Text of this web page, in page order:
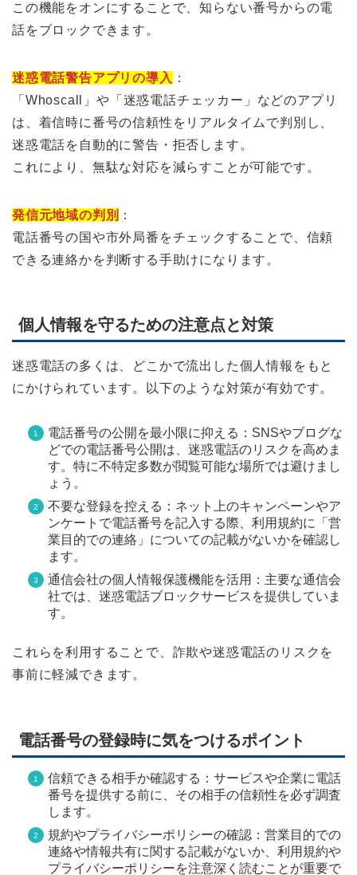
この機能をオンにすることで、知らない番号からの電
話をブロックできます。
迷惑電話警告アプリの導入 ：
「Whoscall」や「迷惑電話チェッカー」などのアプリ
は、着信時に番号の信頼性をリアルタイムで判別し、
迷惑電話を自動的に警告・拒否します。
これにより、無駄な対応を減らすことが可能です。
発信元地域の判別 ：
電話番号の国や市外局番をチェックすることで、信頼
できる連絡かを判断する手助けになります。
個人情報を守るための注意点と対策
迷惑電話の多くは、どこかで流出した個人情報をもと
にかけられています。以下のような対策が有効です。
電話番号の公開を最小限に抑える：SNSやブログな
どでの電話番号公開は、迷惑電話のリスクを高めま
す。特に不特定多数が閲覧可能な場所では避けまし
ょう。
不要な登録を控える：ネット上のキャンペーンやア
ンケートで電話番号を記入する際、利用規約に「営
業目的での連絡」についての記載がないかを確認し
ます。
通信会社の個人情報保護機能を活用：主要な通信会
社では、迷惑電話ブロックサービスを提供していま
す。
これらを利用することで、詐欺や迷惑電話のリスクを
事前に軽減できます。
電話番号の登録時に気をつけるポイント
信頼できる相手か確認する：サービスや企業に電話
番号を提供する前に、その相手の信頼性を必ず調査
します。
規約やプライバシーポリシーの確認：営業目的での
連絡や情報共有に関する記載がないか、利用規約や
プライバシーポリシーを注意深く読むことが重要で